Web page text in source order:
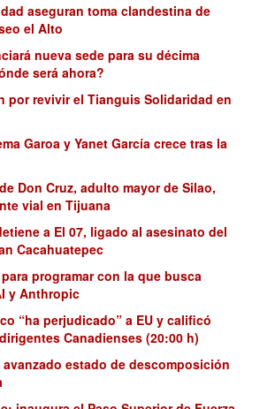
aseguran toma clandestina de
el Alto
nueva sede para su décima
será ahora?
por revivir el Tianguis Solidaridad en
Garoa y Yanet García crece tras la
Don Cruz, adulto mayor de Silao,
vial en Tijuana
a El 07, ligado al asesinato del
Cacahuatepec
programar con la que busca
y Anthropic
“ha perjudicado” a EU y calificó
Canadienses (20:00 h)
estado de descomposición